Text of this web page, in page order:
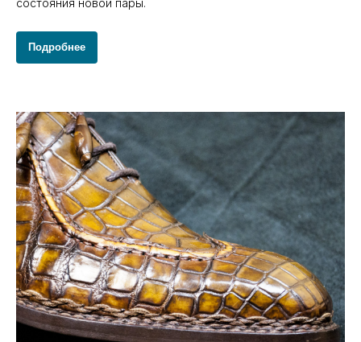
состояния новой пары.
Подробнее